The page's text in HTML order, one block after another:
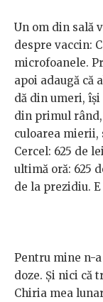
Un om din sală
despre vaccin:
microfoanele.
apoi adaugă că
dă din umeri, își
din primul
culoarea mierii,
Cercel: 625 de
ultimă oră: 625
de la prezidiu.
Pentru mine n-
doze. Și nici că
Chiria mea